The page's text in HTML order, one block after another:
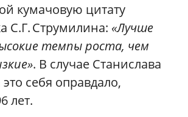
кумачовую цитату
С.Г. Струмилина: «Лучше
темпы роста, чем
. В случае Станислава
это себя оправдало,
лет.